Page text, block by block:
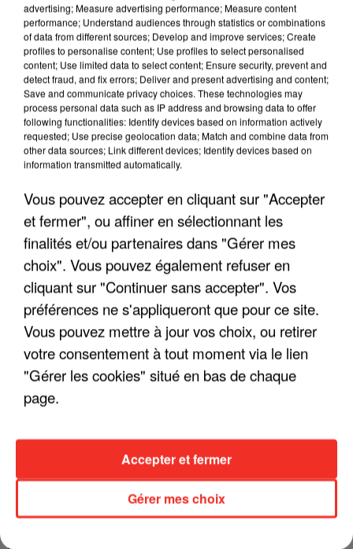
LES INTERVIEWS CHANTE
FRANCE
Voir plus
"JE SUIS À DISPOSITION DES
"ON A TOUS LE TRAC"
"ON N'EST PAS DES PARENTS
"JE RESPIRE MIEUX SUR SCÈNE" -
CALOGERO
advertising; Measure advertising performance; Measure content
performance; Understand audiences through statistics or combinations
of data from different sources; Develop and improve services; Create
profiles to personalise content; Use profiles to select personalised
content; Use limited data to select content; Ensure security, prevent and
detect fraud, and fix errors; Deliver and present advertising and content;
Save and communicate privacy choices. These technologies may
process personal data such as IP address and browsing data to offer
following functionalities: Identify devices based on information actively
requested; Use precise geolocation data; Match and combine data from
other data sources; Link different devices; Identify devices based on
information transmitted automatically.
Vous pouvez accepter en cliquant sur "Accepter
et fermer", ou affiner en sélectionnant les
finalités et/ou partenaires dans "Gérer mes
choix". Vous pouvez également refuser en
cliquant sur "Continuer sans accepter". Vos
préférences ne s'appliqueront que pour ce site.
Vous pouvez mettre à jour vos choix, ou retirer
votre consentement à tout moment via le lien
"Gérer les cookies" situé en bas de chaque
page.
Gérer mes choix
Accepter et fermer